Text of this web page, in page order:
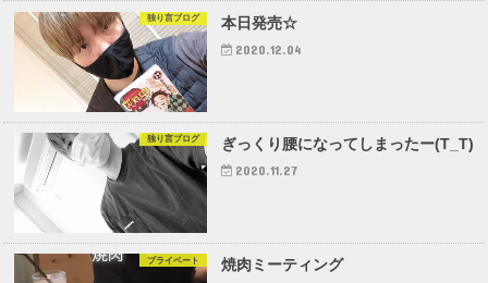
独り言ブログ 本日発売☆
2020.12.04
独り言ブログ ぎっくり腰になってしまったー(T_T)
2020.11.27
プライベート 焼肉ミーティング